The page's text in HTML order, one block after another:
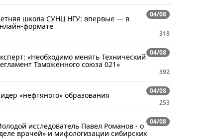
04/08
школа СУНЦ НГУ: впервые — в
формате
318
04/08
«Необходимо менять Технический
Таможенного союза 021»
392
04/08
«нефтяного» образования
253
04/08
исследователь Павел Романов - о
врачей» и мифологизации сибирских